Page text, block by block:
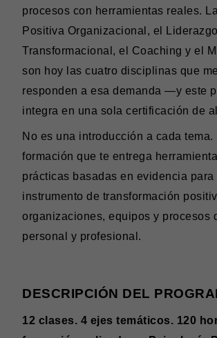
procesos con herramientas reales.
Positiva Organizacional, el Liderazgo
Transformacional, el Coaching y el
son hoy las cuatro disciplinas que
responden a esa demanda —y este
integra en una sola certificación de
No es una introducción a cada tema.
formación que te entrega
prácticas basadas en evidencia para
instrumento de transformación
organizaciones, equipos y procesos
personal y profesional.
DESCRIPCIÓN DEL
12 clases. 4 ejes temáticos. 120